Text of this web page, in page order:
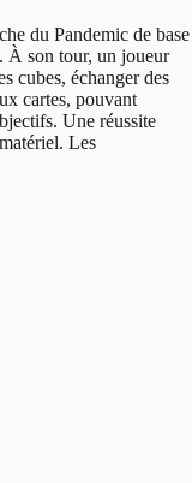
du Pandemic de base
À son tour, un joueur
cubes, échanger des
cartes, pouvant
Une réussite
Les